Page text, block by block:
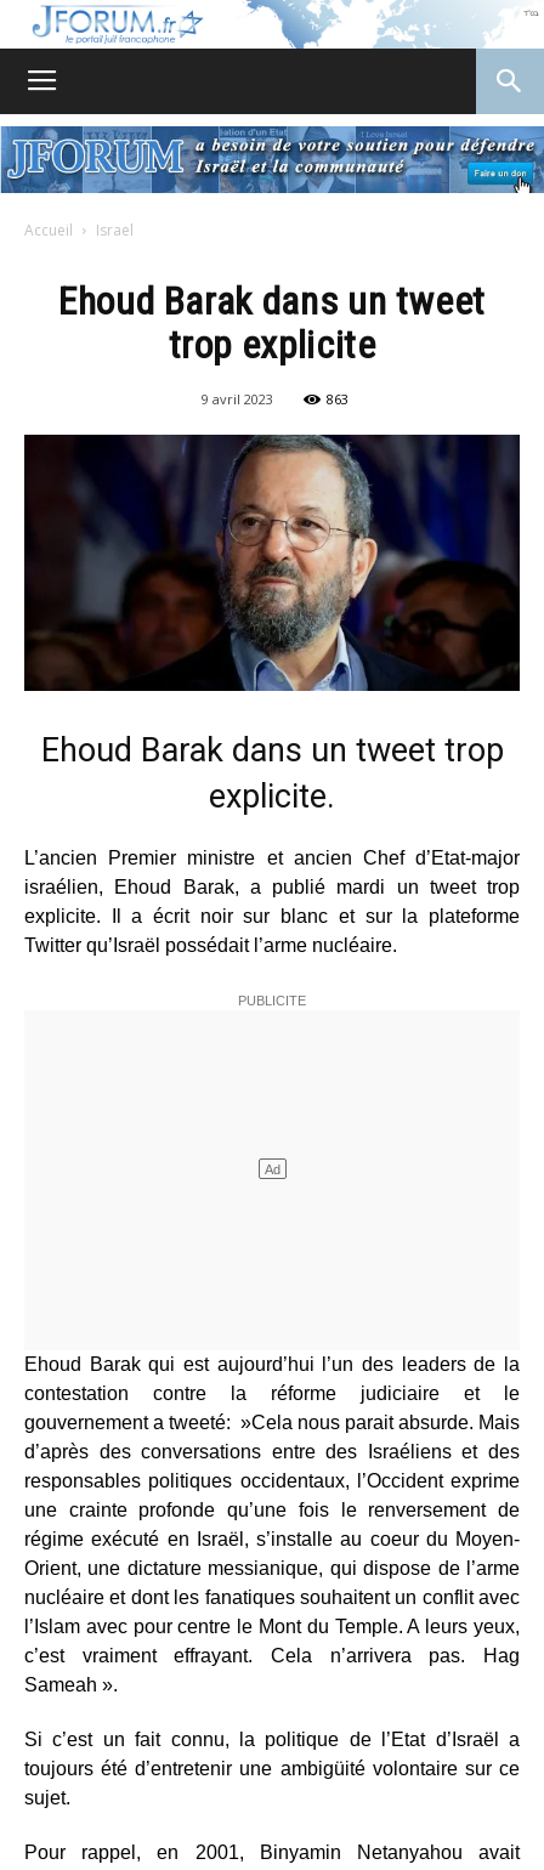
Accueil Israel
Ehoud Barak dans un tweet
trop explicite
9 avril 2023 863
Ehoud Barak dans un tweet trop
explicite.
L’ancien Premier ministre et ancien Chef d’Etat-major
israélien, Ehoud Barak, a publié mardi un tweet trop
explicite. Il a écrit noir sur blanc et sur la plateforme
Twitter qu’Israël possédait l’arme nucléaire.
Ehoud Barak qui est aujourd’hui l’un des leaders de la
contestation contre la réforme judiciaire et le
gouvernement a tweeté: »Cela nous parait absurde. Mais
d’après des conversations entre des Israéliens et des
responsables politiques occidentaux, l’Occident exprime
une crainte profonde qu’une fois le renversement de
régime exécuté en Israël, s’installe au coeur du Moyen-
Orient, une dictature messianique, qui dispose de l’arme
nucléaire et dont les fanatiques souhaitent un conflit avec
l’Islam avec pour centre le Mont du Temple. A leurs yeux,
c’est vraiment effrayant. Cela n’arrivera pas. Hag
Sameah ».
Si c’est un fait connu, la politique de l’Etat d’Israël a
toujours été d’entretenir une ambigüité volontaire sur ce
sujet.
Pour rappel, en 2001, Binyamin Netanyahou avait